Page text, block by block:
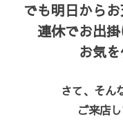
でも明日から
連休でお出掛
お気
さて、そん
ご来店